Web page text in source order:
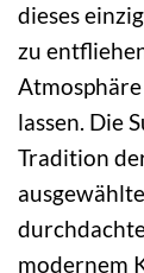
dieses
zu
lassen. Die
Tradition
modernem